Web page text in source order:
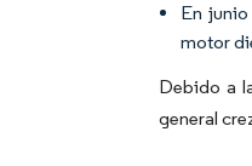
En
motor
Debido a
general